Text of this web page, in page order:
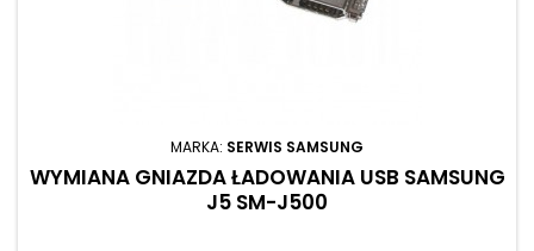
MARKA: SERWIS SAMSUNG
WYMIANA GNIAZDA ŁADOWANIA USB SAMSUNG
J5 SM-J500